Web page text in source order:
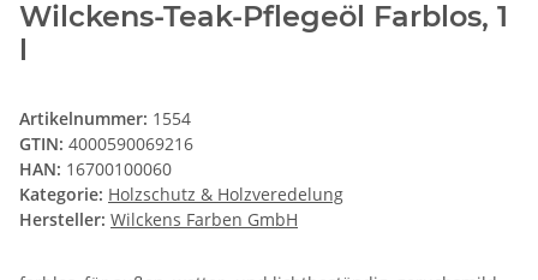
Wilckens-Teak-Pflegeöl Farblos, 1
l
Artikelnummer: 1554
GTIN: 4000590069216
HAN: 16700100060
Kategorie: Holzschutz & Holzveredelung
Hersteller: Wilckens Farben GmbH